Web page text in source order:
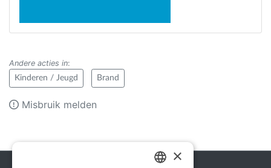
Andere acties in:
Kinderen / Jeugd Brand
Misbruik melden
×